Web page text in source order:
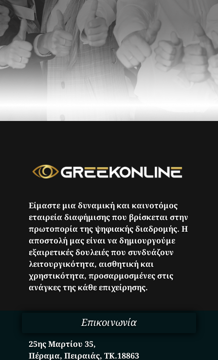
Είμαστε μια δυναμική και καινοτόμος
εταιρεία διαφήμισης που βρίσκεται στην
πρωτοπορία της ψηφιακής διαδρομής. Η
αποστολή μας είναι να δημιουργούμε
εξαιρετικές δουλειές που συνδυάζουν
λειτουργικότητα, αισθητική και
χρηστικότητα, προσαρμοσμένες στις
ανάγκες της κάθε επιχείρησης.
Επικοινωνία
25ης Μαρτίου 35,
Πέραμα, Πειραιάς, ΤΚ.18863